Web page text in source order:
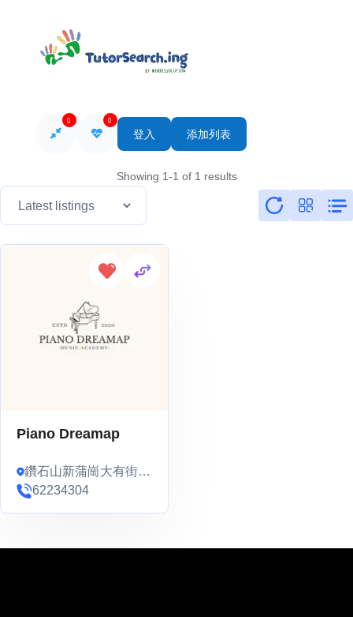
0 0
登入 添加列表
Showing 1-1 of 1 results
Piano Dreamap
鑽石山新蒲崗大有街萬
星工業大廈7樓06室
62234304